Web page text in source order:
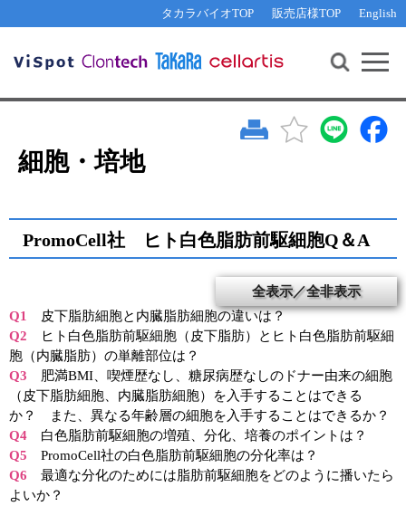
タカラバイオTOP 販売店様TOP English
機能解析・サイレンシング
核酸抽出・精製・標識
リアルタイムPCR（qPCR）
装置・ソフトウェア
テクニカルサポートライン
その他 ライセンスに関するご相談
遺伝子組換え生物該当製品
研究支援ツール
Cut-Site Navigator 制限酵素切断サイトの検索
抗体検索サイト
リアルタイムPCR（インターカレーター法）
プライマー検索・注文
機器ソフトウェア・ベクター配列ダウンロード
ラーニングセンター
実験ガイド
リアルタイムPCR実験ガイド
遺伝子検査ガイド（食品・水質・家畜他）
お問い合わせ WEB会員登録
細胞・培地
PromoCell社 ヒト白色脂肪前駆細胞Q＆A
全表示／全非表示
Q1
皮下脂肪細胞と内臓脂肪細胞の違いは？
Q2 ヒト白色脂肪前駆細胞（皮下脂肪）とヒト白色脂肪前駆細
胞（内臓脂肪）の単離部位は？
Q3 肥満BMI、喫煙歴なし、糖尿病歴なしのドナー由来の細胞
（皮下脂肪細胞、内臓脂肪細胞）を入手することはできる
か？ また、異なる年齢層の細胞を入手することはできるか？
Q4 白色脂肪前駆細胞の増殖、分化、培養のポイントは？
Q5 PromoCell社の白色脂肪前駆細胞の分化率は？
Q6 最適な分化のためには脂肪前駆細胞をどのように播いたら
よいか？